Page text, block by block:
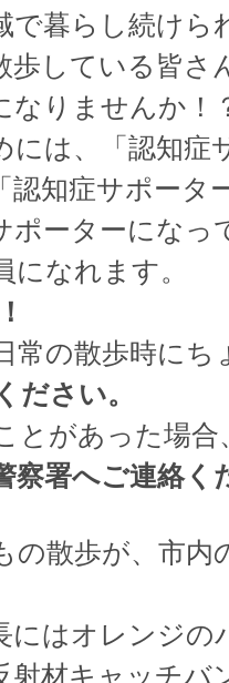
で暮らし続けら
歩している皆さ
なりませんか！
は、「認知症
認知症サポータ
ポーターになっ
なれます。
の散歩時にち
ださい。
があった場合
察署へご連絡く
散歩が、市内
はオレンジの
射材キャッチバ